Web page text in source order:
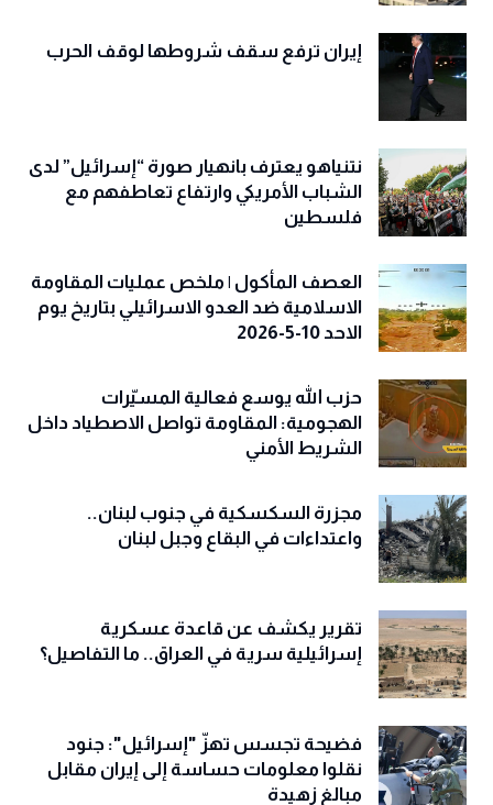
إيران ترفع سقف شروطها لوقف الحرب
نتنياهو يعترف بانهيار صورة “إسرائيل” لدى
الشباب الأمريكي وارتفاع تعاطفهم مع
فلسطين
العصف المأكول | ملخص عمليات المقاومة
الاسلامية ضد العدو الاسرائيلي بتاريخ يوم
الاحد 10-5-2026
حزب الله يوسع فعالية المسيّرات
الهجومية: المقاومة تواصل الاصطياد داخل
الشريط الأمني
مجزرة السكسكية في جنوب لبنان..
واعتداءات في البقاع وجبل لبنان
تقرير يكشف عن قاعدة عسكرية
إسرائيلية سرية في العراق.. ما التفاصيل؟
فضيحة تجسس تهزّ "إسرائيل": جنود
نقلوا معلومات حساسة إلى إيران مقابل
مبالغ زهيدة